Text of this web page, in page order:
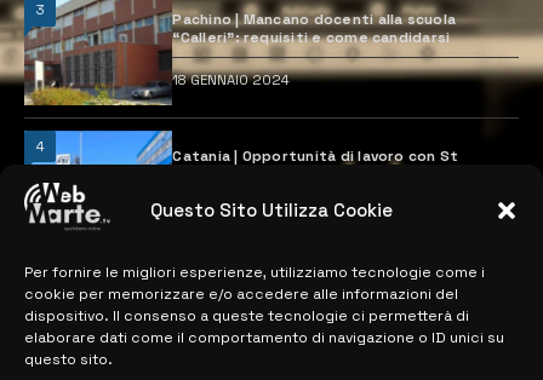
Questo Sito Utilizza Cookie
Per fornire le migliori esperienze, utilizziamo tecnologie come i
cookie per memorizzare e/o accedere alle informazioni del
dispositivo. Il consenso a queste tecnologie ci permetterà di
elaborare dati come il comportamento di navigazione o ID unici su
questo sito.
3
Pachino | Mancano docenti alla scuola
“Calleri”: requisiti e come candidarsi
18 GENNAIO 2024
4
Catania | Opportunità di lavoro con St
28 MARZO 2024
MAPPA DEL SITO
> NOTIZIE